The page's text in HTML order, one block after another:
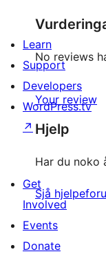
No reviews
Your review
Hjelp
Har du noko
Sjå
Learn
Support
Developers
WordPress.tv
↗
Get
Involved
Events
Donate